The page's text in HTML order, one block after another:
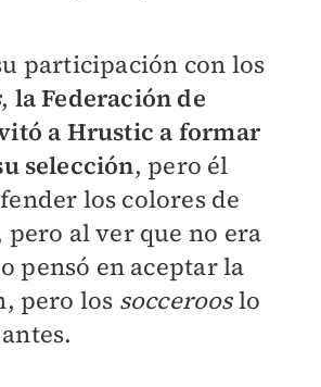
participación con los
, la Federación de
a Hrustic a formar
selección, pero él
los colores de
al ver que no era
pensó en aceptar la
pero los soccerooslo